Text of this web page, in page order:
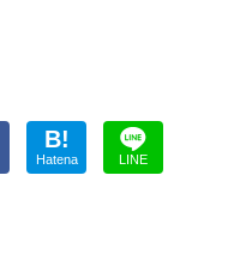
B!
Hatena LINE